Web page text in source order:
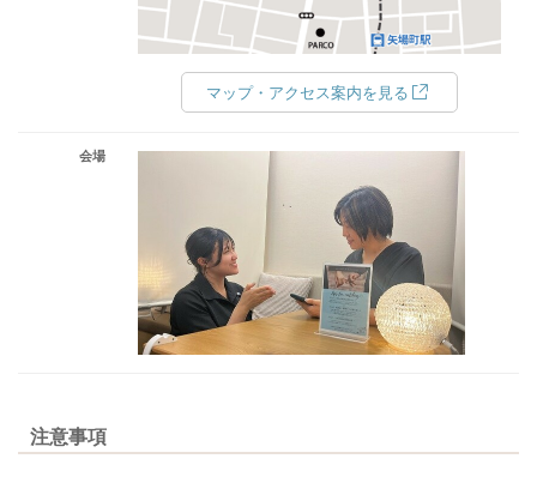
マップ・アクセス案内を見る
会場
注意事項